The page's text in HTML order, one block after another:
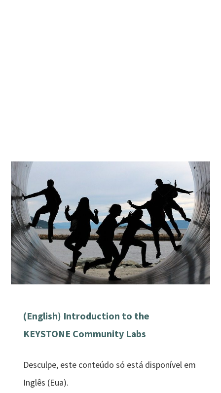
(English) Introduction to the
KEYSTONE Community Labs
Desculpe, este conteúdo só está disponível em
Inglês (Eua).